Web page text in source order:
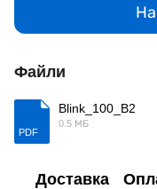
Файли
PDF
Blink_100_B2
0.5 МБ
Доставка